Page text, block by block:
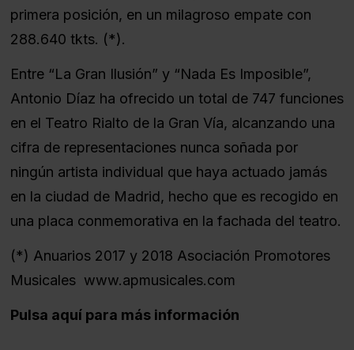
primera posición, en un milagroso empate con
288.640 tkts. (*).
Entre “La Gran Ilusión” y “Nada Es Imposible”,
Antonio Díaz ha ofrecido un total de 747 funciones
en el Teatro Rialto de la Gran Vía, alcanzando una
cifra de representaciones nunca soñada por
ningún artista individual que haya actuado jamás
en la ciudad de Madrid, hecho que es recogido en
una placa conmemorativa en la fachada del teatro.
(*) Anuarios 2017 y 2018 Asociación Promotores
Musicales www.apmusicales.com
Pulsa aquí para más información